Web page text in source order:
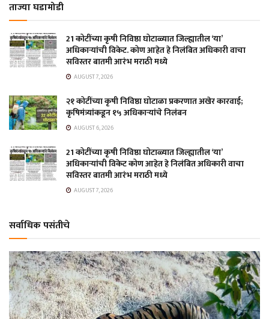
ताज्या घडामोडी
21 कोटींच्या कृषी निविष्ठा घोटाळ्यात जिल्ह्यातील ‘या’
अधिकाऱ्यांची विकेट. कोण आहेत हे निलंबित अधिकारी वाचा
सविस्तर बातमी आरंभ मराठी मध्ये
AUGUST 7, 2026
२१ कोटींच्या कृषी निविष्ठा घोटाळा प्रकरणात अखेर कारवाई;
कृषिमंत्र्यांकडून १५ अधिकाऱ्यांचे निलंबन
AUGUST 6, 2026
21 कोटींच्या कृषी निविष्ठा घोटाळ्यात जिल्ह्यातील ‘या’
अधिकाऱ्यांची विकेट कोण आहेत हे निलंबित अधिकारी वाचा
सविस्तर बातमी आरंभ मराठी मध्ये
AUGUST 7, 2026
सर्वाधिक पसंतीचे